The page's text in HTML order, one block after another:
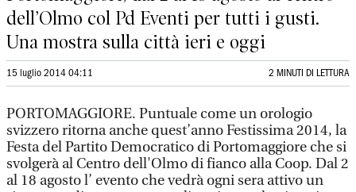
dell’Olmo col Pd Eventi per tutti i gusti.
Una mostra sulla città ieri e oggi
15 luglio 2014 04:11 2 MINUTI DI LETTURA
PORTOMAGGIORE. Puntuale come un orologio
svizzero ritorna anche quest’anno Festissima 2014, la
Festa del Partito Democratico di Portomaggiore che si
svolgerà al Centro dell'Olmo di fianco alla Coop. Dal 2
al 18 agosto l’ evento che vedrà ogni sera attivo un